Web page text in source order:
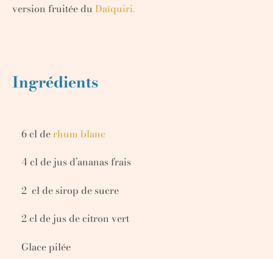
version fruitée du Daïquiri.
Ingrédients
6 cl de rhum blanc
4 cl de jus d’ananas frais
2 cl de sirop de sucre
2 clde jus de citron vert
Glace pilée